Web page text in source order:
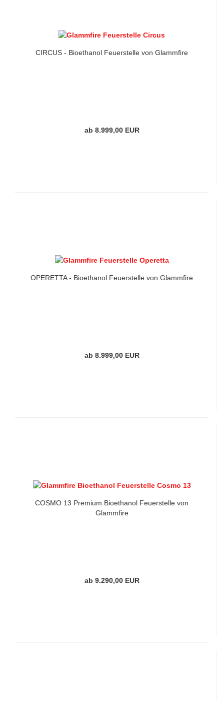
CIRCUS - Bioethanol Feuerstelle von Glammfire
ab 8.999,00 EUR
OPERETTA - Bioethanol Feuerstelle von Glammfire
ab 8.999,00 EUR
COSMO 13 Premium Bioethanol Feuerstelle von
Glammfire
ab 9.290,00 EUR